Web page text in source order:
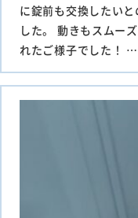
に錠前も交換したい
した。 動きもスムー
れたご様子でした！ …